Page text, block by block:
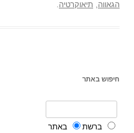
הגאווה
תיאוקרטיה
חיפוש באתר
ברשת באתר